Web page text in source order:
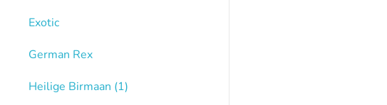
Exotic
German Rex
Heilige Birmaan (1)